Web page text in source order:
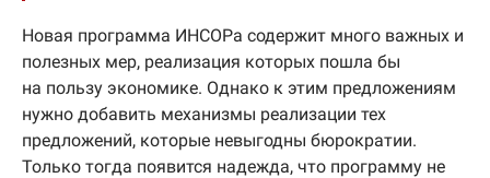
Новая программа ИНСОРа содержит много важных и
полезных мер, реализация которых пошла бы
на пользу экономике. Однако к этим предложениям
нужно добавить механизмы реализации тех
предложений, которые невыгодны бюрократии.
Только тогда появится надежда, что программу не